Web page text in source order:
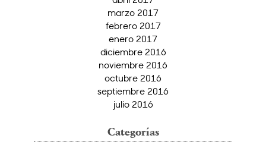
marzo 2017
febrero 2017
enero 2017
diciembre 2016
noviembre 2016
octubre 2016
septiembre 2016
julio 2016
Categorías